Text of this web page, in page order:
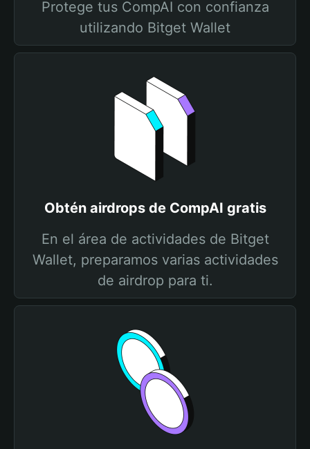
Protege tus CompAI con confianza
utilizando Bitget Wallet
Obtén airdrops de CompAI gratis
En el área de actividades de Bitget
Wallet, preparamos varias actividades
de airdrop para ti.